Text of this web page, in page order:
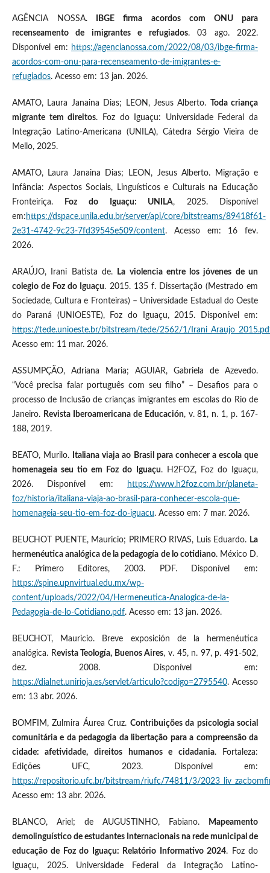
AGÊNCIA NOSSA. IBGE firma acordos com ONU para
recenseamento de imigrantes e refugiados. 03 ago. 2022.
Disponível em: https://agencianossa.com/2022/08/03/ibge-firma-
acordos-com-onu-para-recenseamento-de-imigrantes-e-
refugiados. Acesso em: 13 jan. 2026.
AMATO, Laura Janaina Dias; LEON, Jesus Alberto.
Toda criança
migrante tem direitos. Foz do Iguaçu: Universidade Federal da
Integração Latino-Americana (UNILA), Cátedra Sérgio Vieira de
Mello, 2025.
AMATO, Laura Janaina Dias; LEON, Jesus Alberto. Migração e
Infância: Aspectos Sociais, Linguísticos e Culturais na Educação
Fronteiriça.
Foz do Iguaçu: UNILA, 2025. Disponível
em: https://dspace.unila.edu.br/server/api/core/bitstreams/89418f61-
2e31-4742-9c23-7fd39545e509/content. Acesso em: 16 fev.
2026.
ARAÚJO, Irani Batista de.
La violencia entre los jóvenes de un
colegio de Foz do Iguaçu. 2015. 135 f. Dissertação (Mestrado em
Sociedade, Cultura e Fronteiras) – Universidade Estadual do Oeste
do Paraná (UNIOESTE), Foz do Iguaçu, 2015. Disponível em:
https://tede.unioeste.br/bitstream/tede/2562/1/
Acesso em: 11 mar. 2026.
ASSUMPÇÃO, Adriana Maria; AGUIAR, Gabriela de Azevedo.
“Você precisa falar português com seu filho” – Desafios para o
processo de Inclusão de crianças imigrantes em escolas do Rio de
Janeiro. Revista Iberoamericana de Educación, v. 81, n. 1, p. 167-
188, 2019.
BEATO, Murilo.
Italiana viaja ao Brasil para conhecer a escola que
homenageia seu tio em Foz do Iguaçu. H2FOZ, Foz do Iguaçu,
2026. Disponível em:
https://www.h2foz.com.br/planeta-
foz/historia/italiana-viaja-ao-brasil-para-conhecer-escola-que-
homenageia-seu-tio-em-foz-do-iguacu. Acesso em: 7 mar. 2026.
BEUCHOT PUENTE, Mauricio; PRIMERO RIVAS, Luis Eduardo. La
hermenéutica analógica de la pedagogía de lo cotidiano. México D.
F.: Primero Editores, 2003. PDF. Disponível em:
https://spine.upnvirtual.edu.mx/wp-
content/uploads/2022/04/Hermeneutica-Analogica-de-la-
Pedagogia-de-lo-Cotidiano.pdf. Acesso em: 13 jan. 2026.
BEUCHOT, Mauricio. Breve exposición de la hermenéutica
analógica. Revista Teología, Buenos Aires, v. 45, n. 97, p. 491-502,
dez. 2008. Disponível em:
https://dialnet.unirioja.es/servlet/articulo?codigo=2795540. Acesso
em: 13 abr. 2026.
BOMFIM, Zulmira Áurea Cruz. Contribuições da psicologia social
comunitária e da pedagogia da libertação para a compreensão da
cidade: afetividade, direitos humanos e cidadania. Fortaleza:
Edições UFC, 2023. Disponível em:
https://repositorio.ufc.br/bitstream/riufc/74811/3/
Acesso em: 13 abr. 2026.
BLANCO, Ariel; de AUGUSTINHO, Fabiano.
Mapeamento
demolinguístico de estudantes Internacionais na rede municipal de
educação de Foz do Iguaçu: Relatório Informativo 2024. Foz do
Iguaçu, 2025. Universidade Federal da Integração Latino-